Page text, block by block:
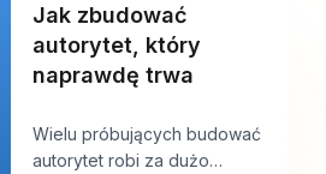
Jak zbudować
autorytet, który
naprawdę trwa
Wielu próbujących budować
autorytet robi za dużo